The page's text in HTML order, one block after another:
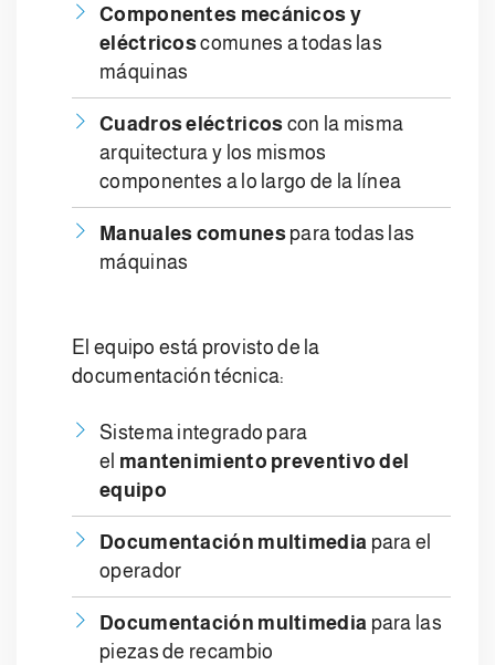
Componentes mecánicos y
eléctricoscomunes a todas las
máquinas
Cuadros eléctricos con la misma
arquitectura y los mismos
componentes a lo largo de la línea
Manuales comunes para todas las
máquinas
El equipo está provisto de la
documentación técnica:
Sistema integrado para
el mantenimiento preventivo del
equipo
Documentación multimedia para el
operador
Documentación multimedia para las
piezas de recambio